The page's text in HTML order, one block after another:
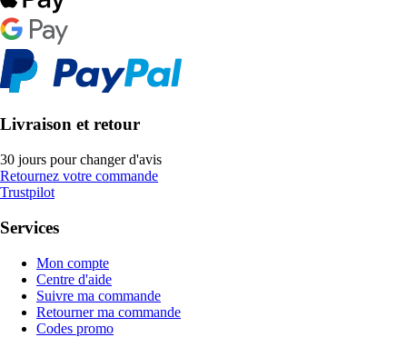
Livraison et retour
30 jours pour changer d'avis
Retournez votre commande
Trustpilot
Services
Mon compte
Centre d'aide
Suivre ma commande
Retourner ma commande
Codes promo